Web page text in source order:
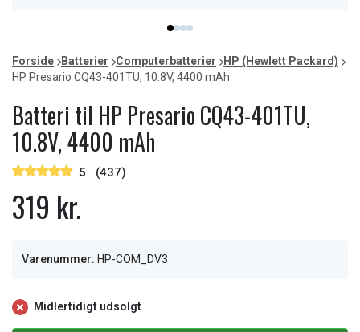
item
0
item
1
item
2
item
3
of
4
Forside Batterier Computerbatterier
HP (Hewlett Packard)
HP Presario CQ43-401TU, 10.8V, 4400 mAh
Batteri til HP Presario CQ43-401TU,
10.8V, 4400 mAh
5 (437)
319 kr.
Varenummer: HP-COM_DV3
Midlertidigt udsolgt